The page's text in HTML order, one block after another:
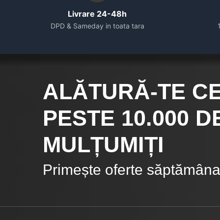
Livrare 24-48h
DPD & Sameday in toata tara
ALĂTURĂ-TE
PESTE 10.000
MULȚUMIȚI
Primește oferte